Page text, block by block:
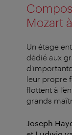
Mozart
Un étage
dédié aux
leur propre
flottent à
grands
Joseph